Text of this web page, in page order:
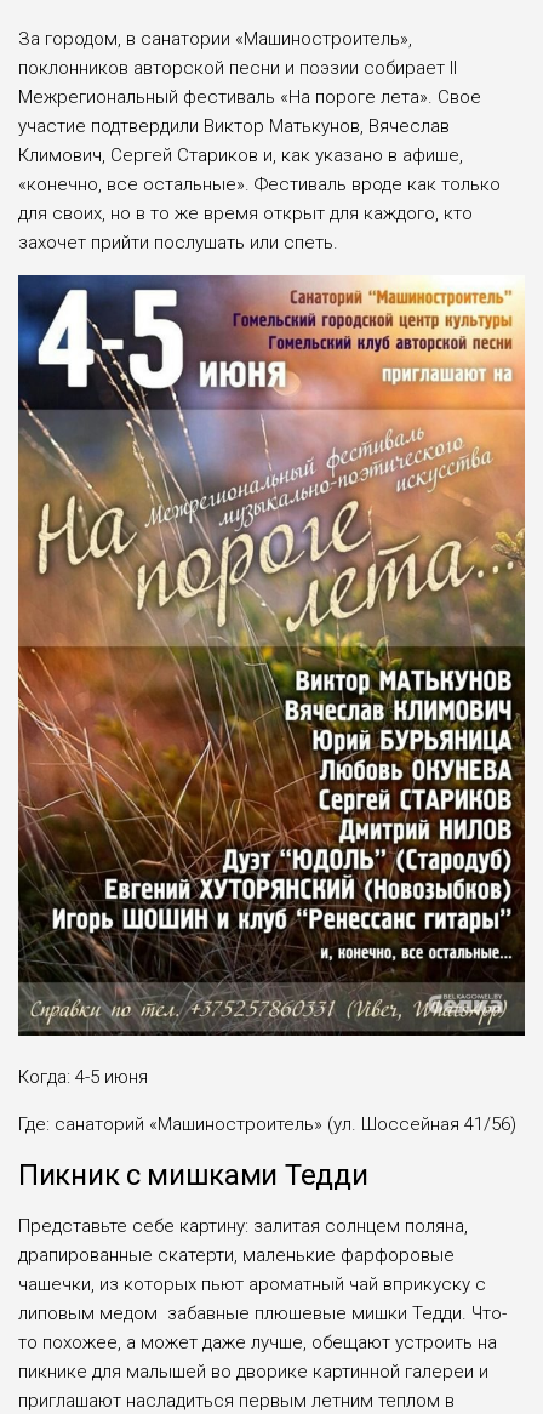
За городом, в санатории «Машиностроитель»,
поклонников авторской песни и поэзии собирает II
Межрегиональный фестиваль «На пороге лета». Свое
участие подтвердили Виктор Матькунов, Вячеслав
Климович, Сергей Стариков и, как указано в афише,
«конечно, все остальные». Фестиваль вроде как только
для своих, но в то же время открыт для каждого, кто
захочет прийти послушать или спеть.
Когда: 4-5 июня
Где: санаторий «Машиностроитель» (ул. Шоссейная 41/56)
Пикник с мишками Тедди
Представьте себе картину: залитая солнцем поляна,
драпированные скатерти, маленькие фарфоровые
чашечки, из которых пьют ароматный чай вприкуску с
липовым медом забавные плюшевые мишки Тедди. Что-
то похожее, а может даже лучше, обещают устроить на
пикнике для малышей во дворике картинной галереи и
приглашают насладиться первым летним теплом в